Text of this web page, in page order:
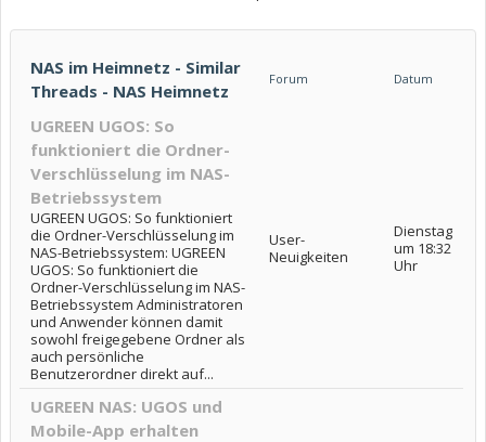
NAS im Heimnetz - Similar
Threads - NAS Heimnetz
Forum Datum
UGREEN UGOS: So
funktioniert die Ordner-
Verschlüsselung im NAS-
Betriebssystem
UGREEN UGOS: So funktioniert
die Ordner-Verschlüsselung im
NAS-Betriebssystem: UGREEN
UGOS: So funktioniert die
Ordner-Verschlüsselung im NAS-
Betriebssystem Administratoren
und Anwender können damit
sowohl freigegebene Ordner als
auch persönliche
Benutzerordner direkt auf...
User-
Neuigkeiten
Dienstag
um 18:32
Uhr
UGREEN NAS: UGOS und
Mobile-App erhalten